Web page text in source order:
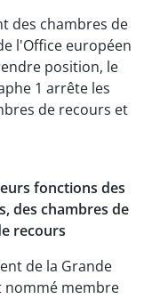
des chambres de
l'Office européen
position, le
1 arrête les
de recours et
fonctions des
des chambres de
recours
de la Grande
nommé membre